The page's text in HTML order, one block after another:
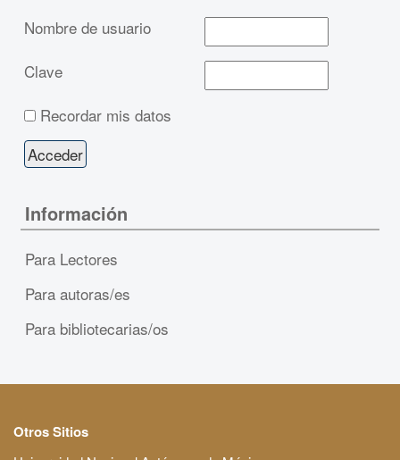
Nombre de usuario
Clave
Recordar mis datos
Información
Para Lectores
Para autoras/es
Para bibliotecarias/os
Otros Sitios